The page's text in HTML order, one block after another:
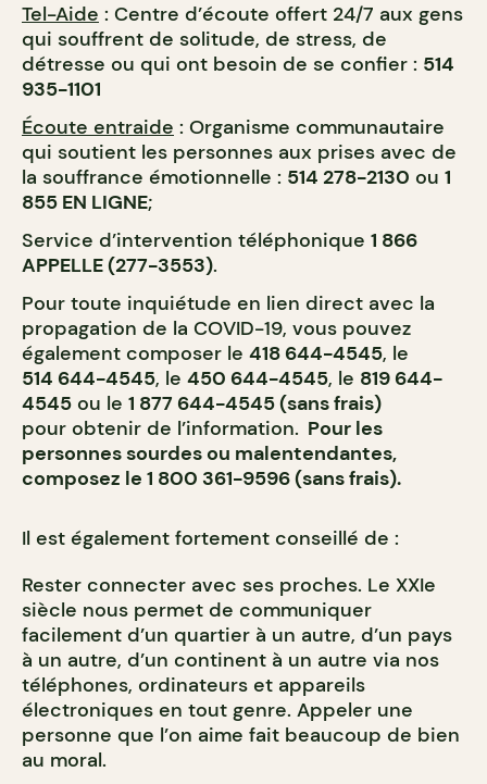
Tel-Aide : Centre d’écoute offert 24/7 aux gens
qui souffrent de solitude, de stress, de
détresse ou qui ont besoin de se confier : 514
935-1101
Écoute entraide : Organisme communautaire
qui soutient les personnes aux prises avec de
la souffrance émotionnelle : 514 278-2130 ou 1
855 EN LIGNE;
Service d’intervention téléphonique 1 866
APPELLE (277-3553).
Pour toute inquiétude en lien direct avec la
propagation de la COVID-19, vous pouvez
également composer le 418 644-4545, le
514 644-4545, le 450 644-4545, le 819 644-
4545 ou le 1 877 644-4545 (sans frais)
pour obtenir de l’information. Pour les
personnes sourdes ou malentendantes,
composez le 1 800 361-9596 (sans frais).
Il est également fortement conseillé de :
Rester connecter avec ses proches. Le XXIe
siècle nous permet de communiquer
facilement d’un quartier à un autre, d’un pays
à un autre, d’un continent à un autre via nos
téléphones, ordinateurs et appareils
électroniques en tout genre. Appeler une
personne que l’on aime fait beaucoup de bien
au moral.